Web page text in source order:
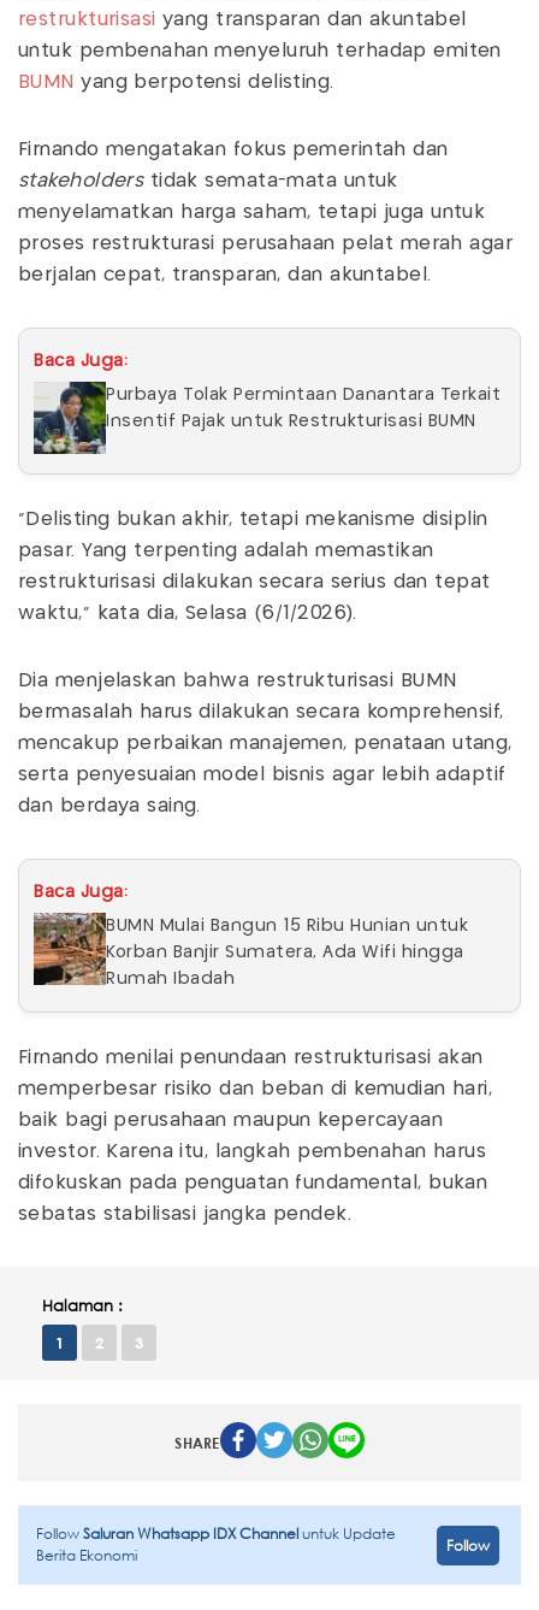
restrukturisasi yang transparan dan akuntabel
untuk pembenahan menyeluruh terhadap emiten
BUMN yang berpotensi delisting.
Firnando mengatakan fokus pemerintah dan
stakeholderstidak semata-mata untuk
menyelamatkan harga saham, tetapi juga untuk
proses restrukturasi perusahaan pelat merah agar
berjalan cepat, transparan, dan akuntabel.
Baca Juga:
Purbaya Tolak Permintaan Danantara Terkait
Insentif Pajak untuk Restrukturisasi BUMN
“Delisting bukan akhir, tetapi mekanisme disiplin
pasar. Yang terpenting adalah memastikan
restrukturisasi dilakukan secara serius dan tepat
waktu,” kata dia, Selasa (6/1/2026).
Dia menjelaskan bahwa restrukturisasi BUMN
bermasalah harus dilakukan secara komprehensif,
mencakup perbaikan manajemen, penataan utang,
serta penyesuaian model bisnis agar lebih adaptif
dan berdaya saing.
Baca Juga:
BUMN Mulai Bangun 15 Ribu Hunian untuk
Korban Banjir Sumatera, Ada Wifi hingga
Rumah Ibadah
Firnando menilai penundaan restrukturisasi akan
memperbesar risiko dan beban di kemudian hari,
baik bagi perusahaan maupun kepercayaan
investor. Karena itu, langkah pembenahan harus
difokuskan pada penguatan fundamental, bukan
sebatas stabilisasi jangka pendek.
Halaman :
1 2 3
SHARE
FollowSaluran Whatsapp IDX Channeluntuk Update
Berita Ekonomi
Follow